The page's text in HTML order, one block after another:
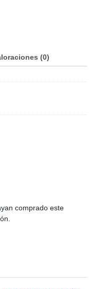
(0)
comprado este